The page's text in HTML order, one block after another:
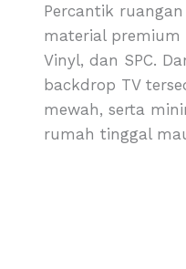
Percantik
material premium
Vinyl, dan SPC.
backdrop TV
mewah, serta
rumah tinggal